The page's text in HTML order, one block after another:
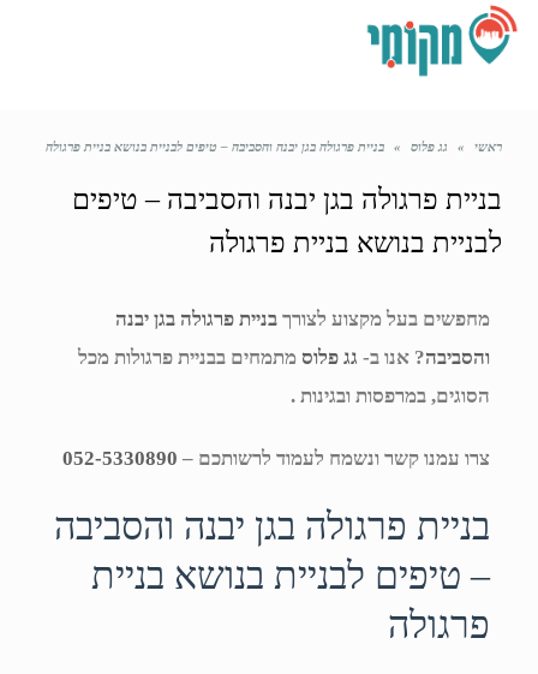
ראשי » גג פלוס » בניית פרגולה בגן יבנה והסביבה – טיפים לבניית בנושא בניית פרגולה
בניית פרגולה בגן יבנה והסביבה – טיפים
לבניית בנושא בניית פרגולה
מחפשים בעל מקצוע לצורך בניית פרגולה בגן יבנה
והסביבה? אנו ב- גג פלוס מתמחים בבניית פרגולות מכל
הסוגים, במרפסות ובגינות .
צרו עמנו קשר ונשמח לעמוד לרשותכם – 052-5330890
בניית פרגולה בגן יבנה והסביבה
– טיפים לבניית בנושא בניית
פרגולה